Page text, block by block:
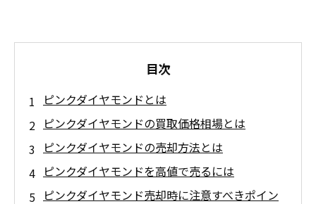
目次
ピンクダイヤモンドとは
ピンクダイヤモンドの買取価格相場とは
ピンクダイヤモンドの売却方法とは
ピンクダイヤモンドを高値で売るには
ピンクダイヤモンド売却時に注意すべきポイン